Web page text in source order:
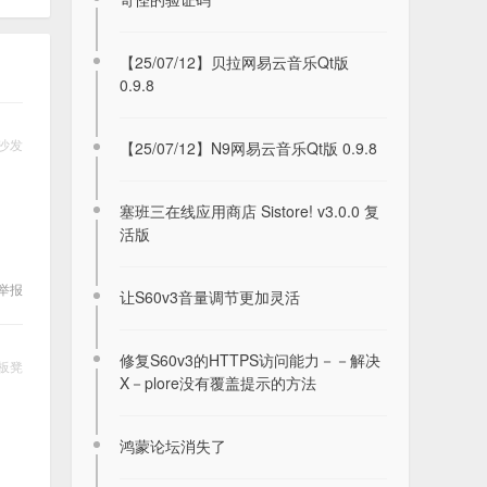
【25/07/12】贝拉网易云音乐Qt版
0.9.8
【25/07/12】N9网易云音乐Qt版 0.9.8
塞班三在线应用商店 Sistore! v3.0.0 复
活版
让S60v3音量调节更加灵活
修复S60v3的HTTPS访问能力－－解决
X－plore没有覆盖提示的方法
鸿蒙论坛消失了
发
报
凳